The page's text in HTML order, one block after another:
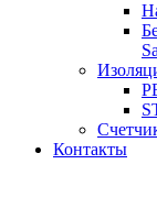
Контакты